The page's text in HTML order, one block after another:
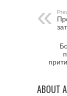
ABOUT